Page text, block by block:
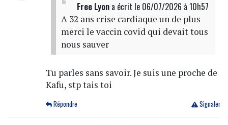
Free Lyona écrit le 06/07/2026 à 10h57
A 32 ans crise cardiaque un de plus
merci le vaccin covid qui devait tous
nous sauver
Tu parles sans savoir. Je suis une proche de
Kafu, stp tais toi
Signaler
Répondre